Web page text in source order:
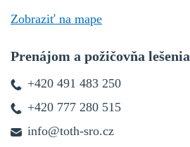
Zobraziť na mape
Prenájom a požičovňa lešenia
+420 491 483 250
+420 777 280 515
info@toth-sro.cz